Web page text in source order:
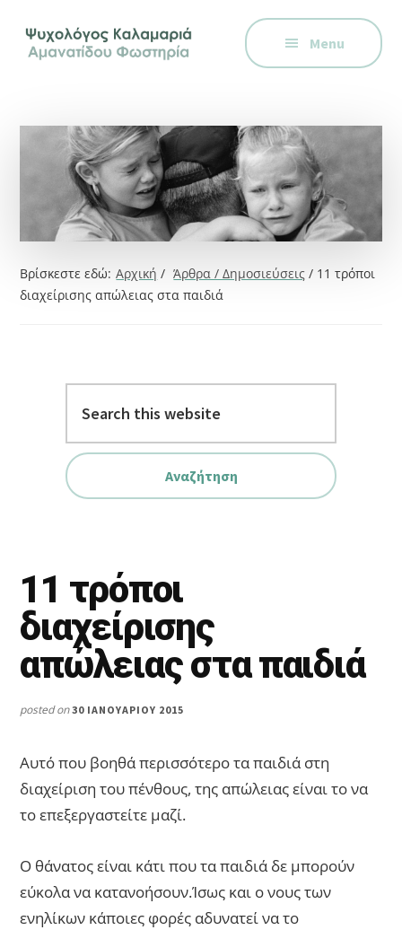
primary
footer
menu
Ψυχολόγος
στην
ειδικός
Γνωστική
Συμπεριφορική
Θεραπεία.
μέσω
Skype,
Menu
Βρίσκεστε εδώ: Αρχική / Άρθρα / Δημοσιεύσεις / 11 τρόποι
διαχείρισης απώλειας στα παιδιά
website
11 τρόποι
διαχείρισης
απώλειας στα παιδιά
posted on30 ΙΑΝΟΥΑΡΊΟΥ 2015
Αυτό που βοηθά περισσότερο τα παιδιά στη
διαχείριση του πένθους, της απώλειας είναι το να
το επεξεργαστείτε μαζί.
Ο θάνατος είναι κάτι που τα παιδιά δε μπορούν
εύκολα να κατανοήσουν.Ίσως και ο νους των
ενηλίκων κάποιες φορές αδυνατεί να το